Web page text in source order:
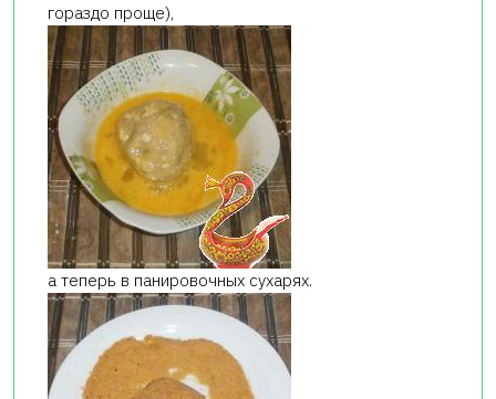
гораздо проще),
а теперь в панировочных сухарях.